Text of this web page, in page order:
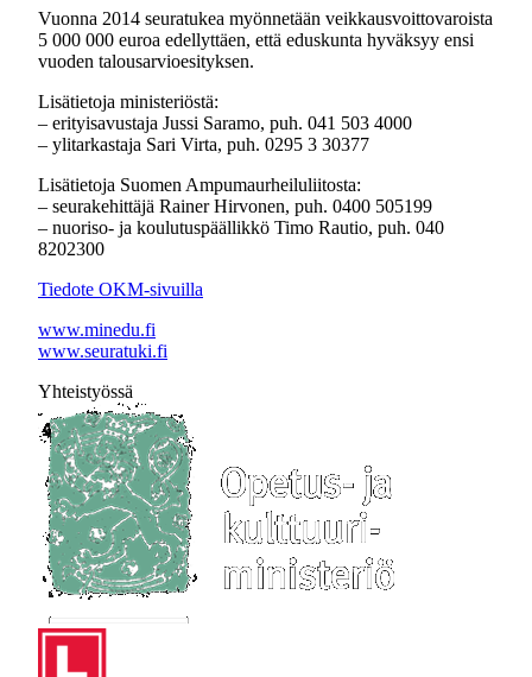
Vuonna 2014 seuratukea myönnetään veikkausvoittovaroista
5 000 000 euroa edellyttäen, että eduskunta hyväksyy ensi
vuoden talousarvioesityksen.
Lisätietoja ministeriöstä:
– erityisavustaja Jussi Saramo, puh. 041 503 4000
– ylitarkastaja Sari Virta, puh. 0295 3 30377
Lisätietoja Suomen Ampumaurheiluliitosta:
– seurakehittäjä Rainer Hirvonen, puh. 0400 505199
– nuoriso- ja koulutuspäällikkö Timo Rautio, puh. 040
8202300
Tiedote OKM-sivuilla
www.minedu.fi
www.seuratuki.fi
Yhteistyössä